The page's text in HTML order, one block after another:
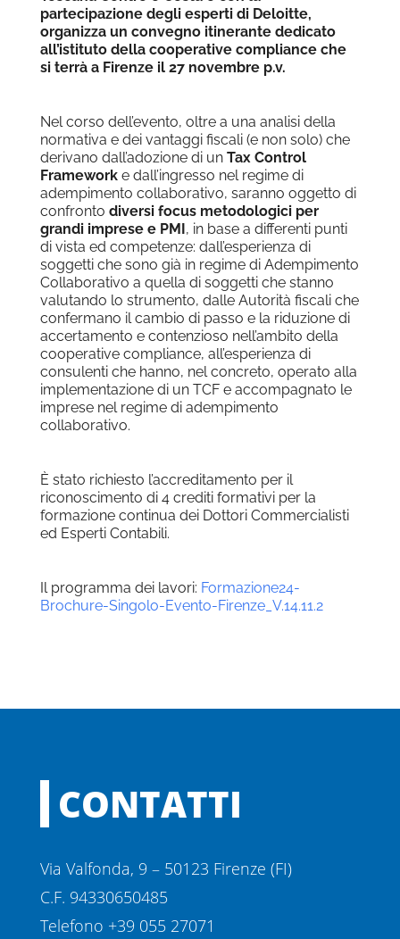
partecipazione degli esperti di Deloitte,
organizza un convegno itinerante dedicato
all’istituto della cooperative compliance che
si terrà a Firenze il 27 novembre p.v.
Nel corso dell’evento, oltre a una analisi della
normativa e dei vantaggi fiscali (e non solo) che
derivano dall’adozione di un Tax Control
Frameworke dall’ingresso nel regime di
adempimento collaborativo, saranno oggetto di
confronto diversi focus metodologici per
grandi imprese e PMI, in base a differenti punti
di vista ed competenze: dall’esperienza di
soggetti che sono già in regime di Adempimento
Collaborativo a quella di soggetti che stanno
valutando lo strumento, dalle Autorità fiscali che
confermano il cambio di passo e la riduzione di
accertamento e contenzioso nell’ambito della
cooperative compliance, all’esperienza di
consulenti che hanno, nel concreto, operato alla
implementazione di un TCF e accompagnato le
imprese nel regime di adempimento
collaborativo.
È stato richiesto l’accreditamento per il
riconoscimento di 4 crediti formativi per la
formazione continua dei Dottori Commercialisti
ed Esperti Contabili.
Il programma dei lavori: Formazione24-
Brochure-Singolo-Evento-Firenze_V.14.11.2
CONTATTI
Via Valfonda, 9 – 50123 Firenze (FI)
C.F. 94330650485
Telefono +39 055 27071